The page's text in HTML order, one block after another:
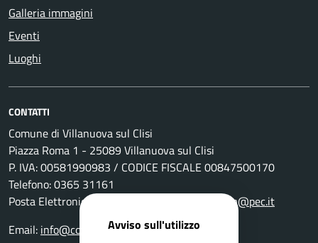
Galleria immagini
Eventi
Luoghi
CONTATTI
Comune di Villanuova sul Clisi
Piazza Roma 1 - 25089 Villanuova sul Clisi
P. IVA: 00581990983 / CODICE FISCALE 00847500170
Telefono: 0365 31161
Posta Elettronica Certificata:
comunevillanuova@pec.it
Email: info@comune.villanuova-sul-clisi.bs.it
Avviso sull'utilizzo